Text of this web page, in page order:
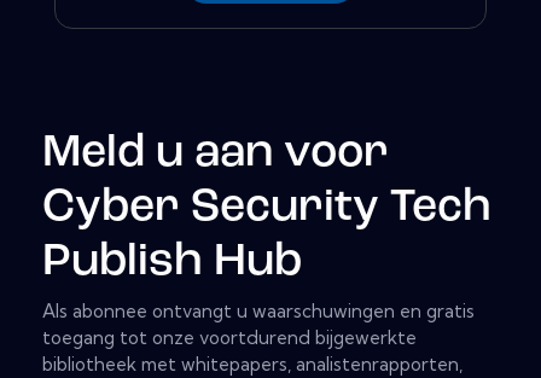
Meld u aan voor
Cyber Security Tech
Publish Hub
Als abonnee ontvangt u waarschuwingen en gratis
toegang tot onze voortdurend bijgewerkte
bibliotheek met whitepapers, analistenrapporten,